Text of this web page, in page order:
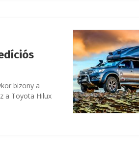
bizony a
a Toyota Hilux